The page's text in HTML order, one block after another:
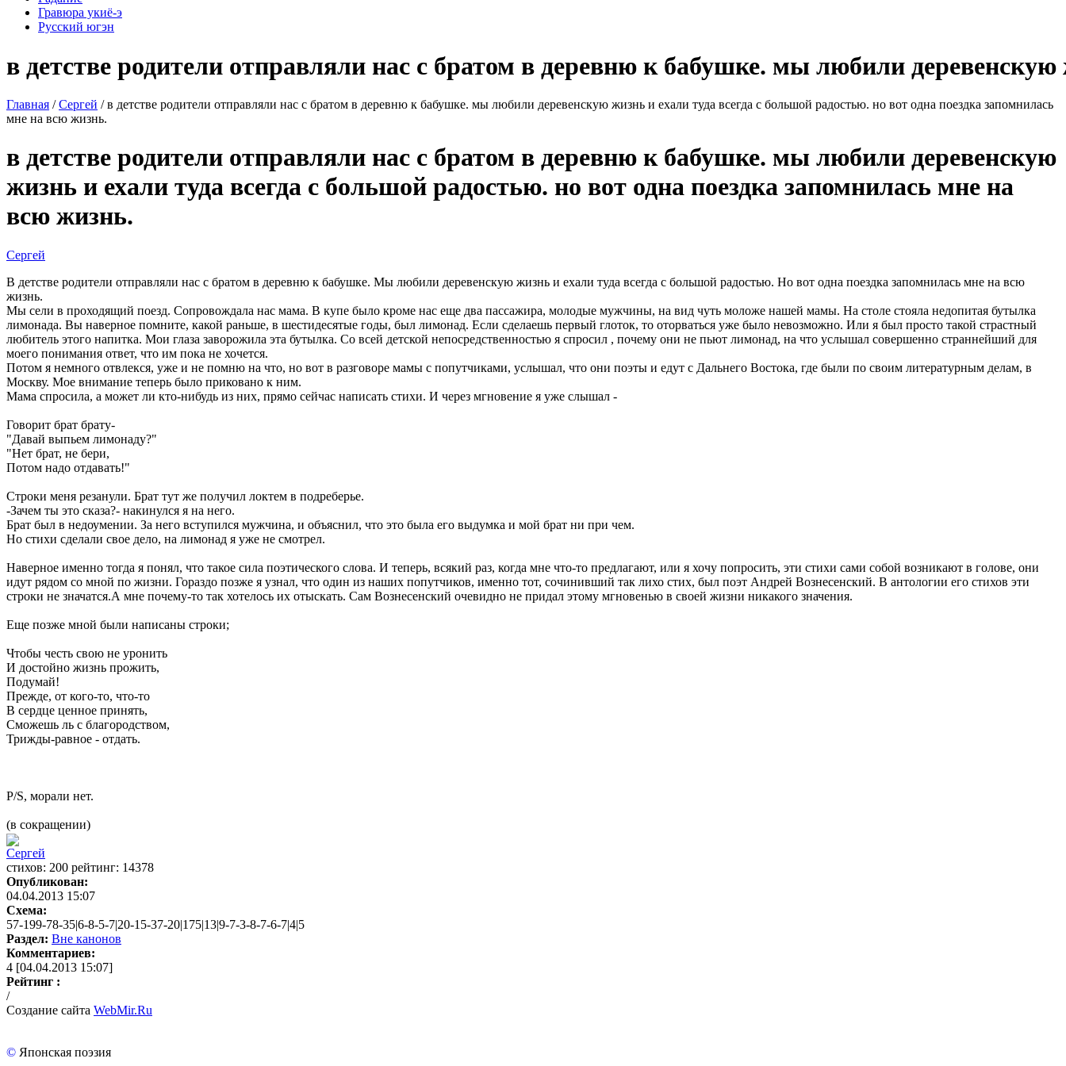
Гравюра укиё-э
Русский югэн
в детстве родители отправляли нас с братом в деревню к бабушке. мы любили
Главная /Сергей / в детстве родители отправляли нас с братом в деревню к бабушке. мы любили деревенскую жизнь и ехали туда всегда с большой радостью. но вот одна поездка запомнилась
мне на всю жизнь.
в детстве родители отправляли нас с братом в деревню к бабушке. мы любили деревенскую
жизнь и ехали туда всегда с большой радостью. но вот одна поездка запомнилась мне на
всю жизнь.
Сергей
В детстве родители отправляли нас с братом в деревню к бабушке. Мы любили деревенскую жизнь и ехали туда всегда с большой радостью. Но вот одна поездка запомнилась мне на всю
жизнь.
Мы сели в проходящий поезд. Сопровождала нас мама. В купе было кроме нас еще два пассажира, молодые мужчины, на вид чуть моложе нашей мамы. На столе стояла недопитая бутылка
лимонада. Вы наверное помните, какой раньше, в шестидесятые годы, был лимонад. Если сделаешь первый глоток, то оторваться уже было невозможно. Или я был просто такой страстный
любитель этого напитка. Мои глаза заворожила эта бутылка. Со всей детской непосредственностью я спросил , почему они не пьют лимонад, на что услышал совершенно страннейший для
моего понимания ответ, что им пока не хочется.
Потом я немного отвлекся, уже и не помню на что, но вот в разговоре мамы с попутчиками, услышал, что они поэты и едут с Дальнего Востока, где были по своим литературным делам, в
Москву. Мое внимание теперь было приковано к ним.
Мама спросила, а может ли кто-нибудь из них, прямо сейчас написать стихи. И через мгновение я уже слышал -
Говорит брат брату-
"Давай выпьем лимонаду?"
"Нет брат, не бери,
Потом надо отдавать!"
Строки меня резанули. Брат тут же получил локтем в подреберье.
-Зачем ты это сказа?- накинулся я на него.
Брат был в недоумении. За него вступился мужчина, и объяснил, что это была его выдумка и мой брат ни при чем.
Но стихи сделали свое дело, на лимонад я уже не смотрел.
Наверное именно тогда я понял, что такое сила поэтического слова. И теперь, всякий раз, когда мне что-то предлагают, или я хочу попросить, эти стихи сами собой возникают в голове, они
идут рядом со мной по жизни. Гораздо позже я узнал, что один из наших попутчиков, именно тот, сочинивший так лихо стих, был поэт Андрей Вознесенский. В антологии его стихов эти
строки не значатся.А мне почему-то так хотелось их отыскать. Сам Вознесенский очевидно не придал этому мгновенью в своей жизни никакого значения.
Еще позже мной были написаны строки;
Чтобы честь свою не уронить
И достойно жизнь прожить,
Подумай!
Прежде, от кого-то, что-то
В сердце ценное принять,
Сможешь ль с благородством,
Трижды-равное - отдать.
P/S, морали нет.
(в сокращении)
Сергей
cтихов: 200 рейтинг: 14378
Опубликован:
04.04.2013 15:07
Схема:
57-199-78-35|6-8-5-7|20-15-37-20|175|13|9-7-3-8-7-6-7|4|5
Раздел: Вне канонов
Комментариев:
4 [04.04.2013 15:07]
Рейтинг :
/
Создание сайта WebMir.Ru
© Японская поэзия